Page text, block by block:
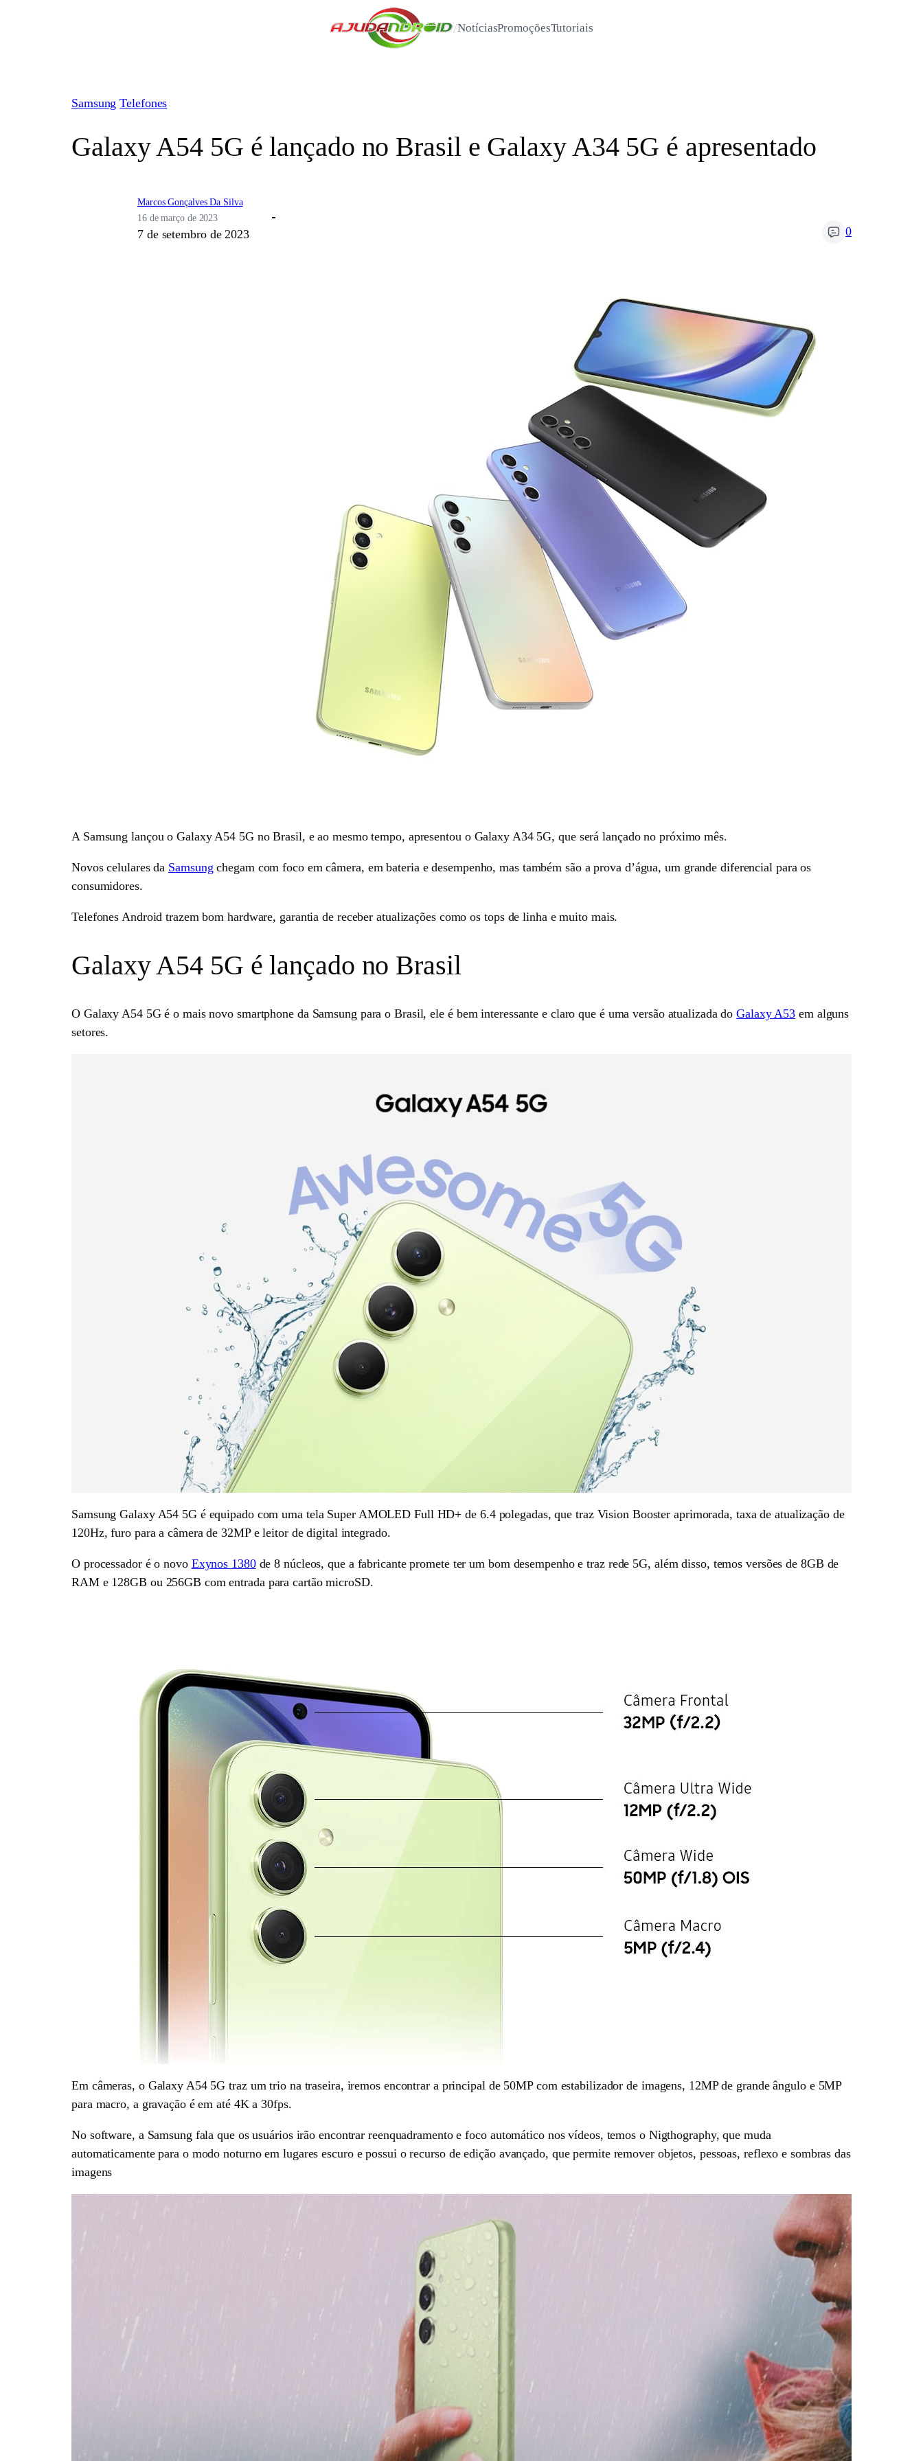
/NotíciasPromoçõesTutoriais
Samsung Telefones
Galaxy A54 5G é lançado no Brasil e Galaxy A34 5G é apresentado
Marcos Gonçalves Da Silva
16 de março de 2023
7 de setembro de 2023 0
A Samsung lançou o Galaxy A54 5G no Brasil, e ao mesmo tempo, apresentou o Galaxy A34 5G, que será lançado no próximo mês.
Novos celulares da Samsung chegam com foco em câmera, em bateria e desempenho, mas também são a prova d’água, um grande diferencial para os
consumidores.
Telefones Android trazem bom hardware, garantia de receber atualizações como os tops de linha e muito mais.
Galaxy A54 5G é lançado no Brasil
O Galaxy A54 5G é o mais novo smartphone da Samsung para o Brasil, ele é bem interessante e claro que é uma versão atualizada doGalaxy A53 em alguns
setores.
Samsung Galaxy A54 5G é equipado com uma tela Super AMOLED Full HD+ de 6.4 polegadas, que traz Vision Booster aprimorada, taxa de atualização de
120Hz, furo para a câmera de 32MP e leitor de digital integrado.
O processador é o novo Exynos 1380de 8 núcleos, que a fabricante promete ter um bom desempenho e traz rede 5G, além disso, temos versões de 8GB de
RAM e 128GB ou 256GB com entrada para cartão microSD.
Em câmeras, o Galaxy A54 5G traz um trio na traseira, iremos encontrar a principal de 50MP com estabilizador de imagens, 12MP de grande ângulo e 5MP
para macro, a gravação é em até 4K a 30fps.
No software, a Samsung fala que os usuários irão encontrar reenquadramento e foco automático nos vídeos, temos o Nigthography, que muda
automaticamente para o modo noturno em lugares escuro e possui o recurso de edição avançado, que permite remover objetos, pessoas, reflexo e sombras das
imagens